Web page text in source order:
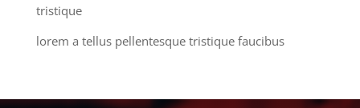
tristique
lorem a tellus pellentesque tristique faucibus